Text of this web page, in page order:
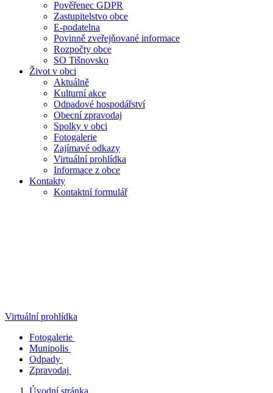
Pověřenec GDPR
Zastupitelstvo obce
E-podatelna
Povinně zveřejňované informace
Rozpočty obce
SO Tišnovsko
Život v obci
Aktuálně
Kulturní akce
Odpadové hospodářství
Obecní zpravodaj
Spolky v obci
Fotogalerie
Zajímavé odkazy
Virtuální prohlídka
Informace z obce
Kontakty
Kontaktní formulář
Virtuální prohlídka
Fotogalerie
Munipolis
Odpady
Zpravodaj
Úvodní stránka